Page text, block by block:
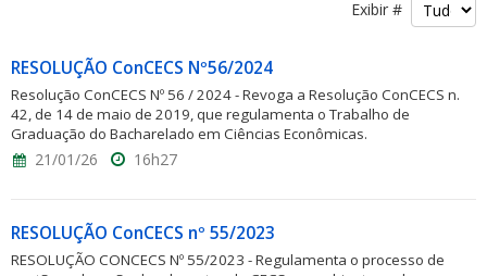
Exibir #
RESOLUÇÃO ConCECS Nº56/2024
Resolução ConCECS Nº 56 / 2024 - Revoga a Resolução ConCECS n.
42, de 14 de maio de 2019, que regulamenta o Trabalho de
Graduação do Bacharelado em Ciências Econômicas.
21/01/26 16h27
RESOLUÇÃO ConCECS nº 55/2023
RESOLUÇÃO CONCECS Nº 55/2023 - Regulamenta o processo de